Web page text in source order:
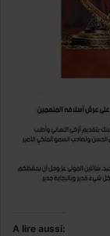
A lire aussi: